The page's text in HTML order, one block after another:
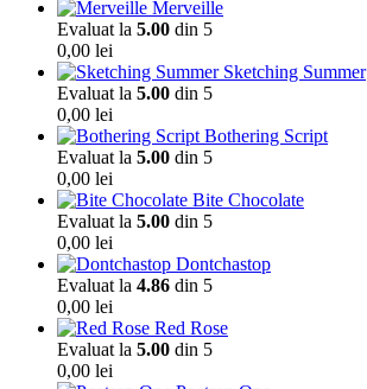
Merveille
Evaluat la 5.00 din 5
0,00 lei
Sketching Summer
Evaluat la 5.00 din 5
0,00 lei
Bothering Script
Evaluat la 5.00 din 5
0,00 lei
Bite Chocolate
Evaluat la 5.00 din 5
0,00 lei
Dontchastop
Evaluat la 4.86 din 5
0,00 lei
Red Rose
Evaluat la 5.00 din 5
0,00 lei